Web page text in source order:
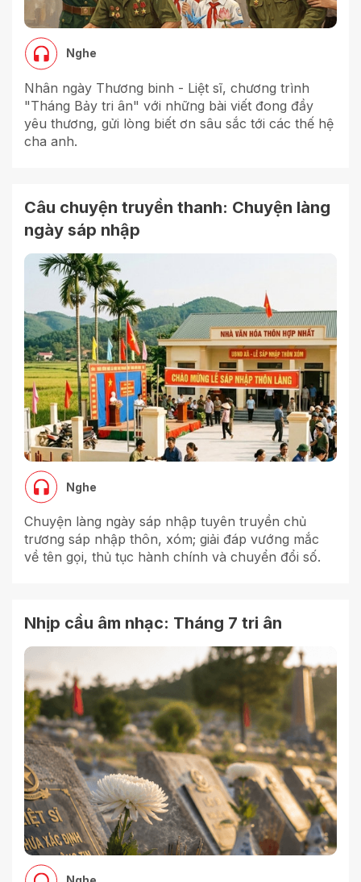
Nghe
Nhân ngày Thương binh - Liệt sĩ, chương trình
"Tháng Bảy tri ân" với những bài viết đong đầy
yêu thương, gửi lòng biết ơn sâu sắc tới các thế hệ
cha anh.
Câu chuyện truyền thanh: Chuyện làng
ngày sáp nhập
Nghe
Chuyện làng ngày sáp nhập tuyên truyền chủ
trương sáp nhập thôn, xóm; giải đáp vướng mắc
về tên gọi, thủ tục hành chính và chuyển đổi số.
Nhịp cầu âm nhạc: Tháng 7 tri ân